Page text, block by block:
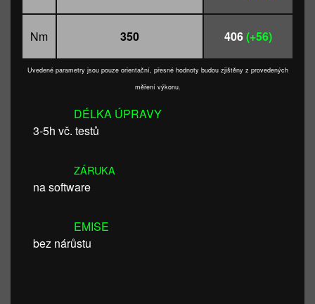
Nm 350 406(+56)
Uvedené parametry jsou pouze orientační, přesné hodnoty budou zjištěny z provedených
měření výkonu.
DÉLKA ÚPRAVY
3-5h vč. testů
ZÁRUKA
na software
EMISE
bez nárůstu